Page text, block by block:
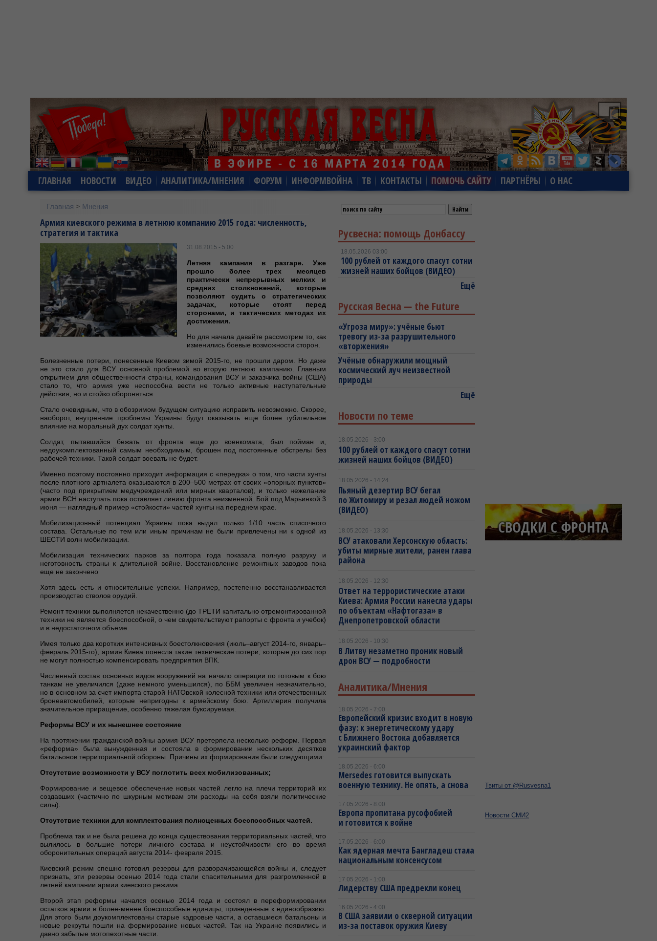
ГЛАВНАЯ НОВОСТИ ВИДЕО АНАЛИТИКА/МНЕНИЯ ФОРУМ ИНФОРМВОЙНА ТВ КОНТАКТЫ ПОМОЧЬ САЙТУ ПАРТНЁРЫ О НАС
Главная > Мнения
Армия киевского режима в летнюю компанию 2015 года: численность,
стратегия и тактика
31.08.2015 - 5:00
Летняя кампания в разгаре. Уже
прошло более трех месяцев
практически непрерывных мелких и
средних столкновений, которые
позволяют судить о стратегических
задачах, которые стоят перед
сторонами, и тактических методах их
достижения.
Но для начала давайте рассмотрим то, как
изменились боевые возможности сторон.
Болезненные потери, понесенные Киевом зимой 2015-го, не прошли даром. Но даже
не это стало для ВСУ основной проблемой во вторую летнюю кампанию. Главным
открытием для общественности страны, командования ВСУ и заказчика войны (США)
стало то, что армия уже неспособна вести не только активные наступательные
действия, но и стойко обороняться.
Стало очевидным, что в обозримом будущем ситуацию исправить невозможно. Скорее,
наоборот, внутренние проблемы Украины будут оказывать еще более губительное
влияние на моральный дух солдат хунты.
Солдат, пытавшийся бежать от фронта еще до военкомата, был пойман и,
недоукомплектованный самым необходимым, брошен под постоянные обстрелы без
рабочей техники. Такой солдат воевать не будет.
Именно поэтому постоянно приходит информация с «передка» о том, что части хунты
после плотного артналета оказываются в 200–500 метрах от своих «опорных пунктов»
(часто под прикрытием медучреждений или мирных кварталов), и только нежелание
армии ВСН наступать пока оставляет линию фронта неизменной. Бой под Марьинкой 3
июня — наглядный пример «стойкости» частей хунты на переднем крае.
Мобилизационный потенциал Украины пока выдал только 1/10 часть списочного
состава. Остальные по тем или иным причинам не были привлечены ни к одной из
ШЕСТИ волн мобилизации.
Мобилизация технических парков за полтора года показала полную разруху и
неготовность страны к длительной войне. Восстановление ремонтных заводов пока
еще не закончено
Хотя здесь есть и относительные успехи. Например, постепенно восстанавливается
производство стволов орудий.
Ремонт техники выполняется некачественно (до ТРЕТИ капитально отремонтированной
техники не является боеспособной, о чем свидетельствуют рапорты с фронта и учебок)
и в недостаточном объеме.
Имея только два коротких интенсивных боестолкновения (июль–август 2014-го, январь–
февраль 2015-го), армия Киева понесла такие технические потери, которые до сих пор
не могут полностью компенсировать предприятия ВПК.
Численный состав основных видов вооружений на начало операции по готовым к бою
танкам не увеличился (даже немного уменьшился), по ББМ увеличен незначительно,
но в основном за счет импорта старой НАТОвской колесной техники или отечественных
бронеавтомобилей, которые непригодны к армейскому бою. Артиллерия получила
значительное приращение, особенно тяжелая буксируемая.
Реформы ВСУ и их нынешнее состояние
На протяжении гражданской войны армия ВСУ претерпела несколько реформ. Первая
«реформа» была вынужденная и состояла в формировании нескольких десятков
батальонов территориальной обороны. Причины их формирования были следующими:
Отсутствие возможности у ВСУ поглотить всех мобилизованных;
Формирование и вещевое обеспечение новых частей легло на плечи территорий их
создавших (частично по шкурным мотивам эти расходы на себя взяли политические
силы).
Отсутствие техники для комплектования полноценных боеспособных частей.
Проблема так и не была решена до конца существования территориальных частей, что
вылилось в большие потери личного состава и неустойчивости его во время
оборонительных операций августа 2014- февраля 2015.
Киевский режим спешно готовил резервы для разворачивающейся войны и, следует
признать, эти резервы осенью 2014 года стали спасительными для разгромленной в
летней кампании армии киевского режима.
Второй этап реформы начался осенью 2014 года и состоял в переформировании
остатков армии в более-менее боеспособные единицы, приведенные к единообразию.
Для этого были доукомплектованы старые кадровые части, а оставшиеся батальоны и
новые рекруты пошли на формирование новых частей. Так на Украине появились и
давно забытые мотопехотные части.
Русвесна: помощь Донбассу
18.05.2026 03:00
100 рублей от каждого спасут сотни
жизней наших бойцов (ВИДЕО)
Ещё
Русская Весна — the Future
«Угроза миру»: учёные бьют
тревогу из-за разрушительного
«вторжения»
Учёные обнаружили мощный
космический луч неизвестной
природы
Ещё
Новости по теме
18.05.2026 - 3:00
100 рублей от каждого спасут сотни
жизней наших бойцов (ВИДЕО)
18.05.2026 - 14:24
Пьяный дезертир ВСУ бегал
по Житомиру и резал людей ножом
(ВИДЕО)
18.05.2026 - 13:30
ВСУ атаковали Херсонскую область:
убиты мирные жители, ранен глава
района
18.05.2026 - 12:30
Ответ на террористические атаки
Киева: Армия России нанесла удары
по объектам «Нафтогаза» в
Днепропетровской области
18.05.2026 - 10:30
В Литву незаметно проник новый
дрон ВСУ — подробности
Аналитика/Мнения
18.05.2026 - 7:00
Европейский кризис входит в новую
фазу: к энергетическому удару
с Ближнего Востока добавляется
украинский фактор
18.05.2026 - 6:00
Mersedes готовится выпускать
военную технику. Не опять, а снова
17.05.2026 - 8:00
Европа пропитана русофобией
и готовится к войне
17.05.2026 - 6:00
Как ядерная мечта Бангладеш стала
национальным консенсусом
17.05.2026 - 1:00
Лидерству США предрекли конец
16.05.2026 - 4:00
В США заявили о скверной ситуации
из-за поставок оружия Киеву
Твиты от @Rusvesna1
Новости СМИ2